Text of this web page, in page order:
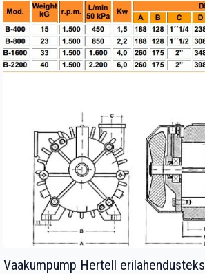
Vaakumpump Hertell erilahendusteks